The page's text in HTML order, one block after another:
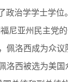
政治学学士学位
尼亚州民主党
佩洛西成为众议
洛西被选为美国